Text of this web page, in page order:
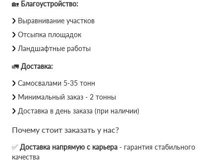
🏡 Благоустройство:
Выравнивание участков
Отсыпка площадок
Ландшафтные работы
🚛 Доставка:
Самосвалами 5-35 тонн
Минимальный заказ - 2 тонны
Доставка в день заказа (при наличии)
Почему стоит заказать у нас?
✅ Доставка напрямую с карьера - гарантия стабильного
качества